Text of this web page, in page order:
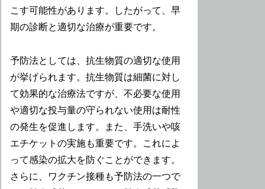
こす可能性があります。したがって、早
期の診断と適切な治療が重要です。
予防法としては、抗生物質の適切な使用
が挙げられます。抗生物質は細菌に対し
て効果的な治療法ですが、不必要な使用
や適切な投与量の守られない使用は耐性
の発生を促進します。また、手洗いや咳
エチケットの実施も重要です。これによ
って感染の拡大を防ぐことができます。
さらに、ワクチン接種も予防法の一つで